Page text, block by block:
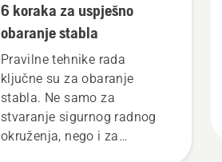
6 koraka za uspješno
obaranje stabla
Pravilne tehnike rada
ključne su za obaranje
stabla. Ne samo za
stvaranje sigurnog radnog
okruženja, nego i za